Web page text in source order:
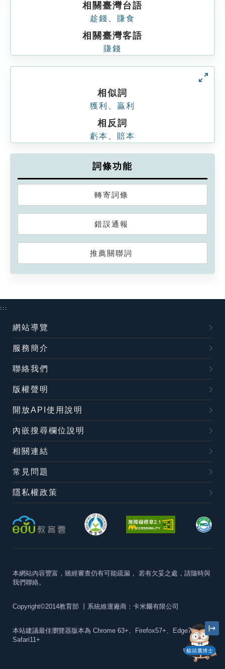
相關臺灣台語
趁錢 賺食
相關臺灣客語
賺錢
相似詞
獲利 贏利
相反詞
虧本 賠本
詞條功能
轉寄詞條
錯誤通報
推薦關聯詞
貓頭鷹博士
:::
網站導覽
服務簡介
聯絡我們
版權聲明
開放API使用說明
內嵌搜尋欄位說明
相關連結
常見問題
隱私權政策
本網站內容豐富，雖經審查仍有可能疏漏， 若有欠妥之處，請隨時與
我們聯絡。
Copyright©2014教育部 丨系統維運廠商：卡米爾有限公司
本站建議最佳瀏覽器版本為 Chrome 63+、Firefox57+、Edge79+及
Safari11+